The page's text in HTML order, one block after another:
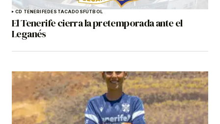
CD TENERIFEDESTACADOS FÚTBOL
El Tenerife cierra la pretemporada ante el
Leganés